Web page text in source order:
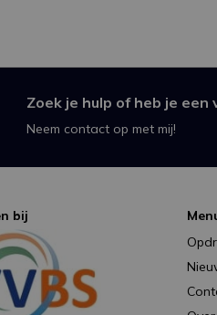
Zoek je hulp of heb je een
Neem contact op met mij!
bij